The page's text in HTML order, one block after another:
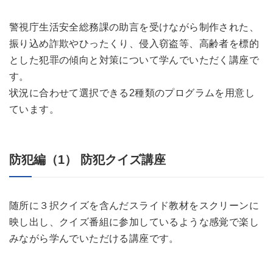
警視庁生活安全総務課の助言を受けながら制作された、
振り込め詐欺やひったくり、侵入窃盗等、高齢者を標的
とした犯罪の傾向と対策について学んでいただく講座で
す。
状況に合わせて選択できる2種類のプログラムを用意し
ています。
防犯編（1） 防犯クイズ講座
随所に３択クイズを含んだスライド教材をスクリーンに
映し出し、クイズ番組に参加しているような感覚で楽し
みながら学んでいただける講座です。